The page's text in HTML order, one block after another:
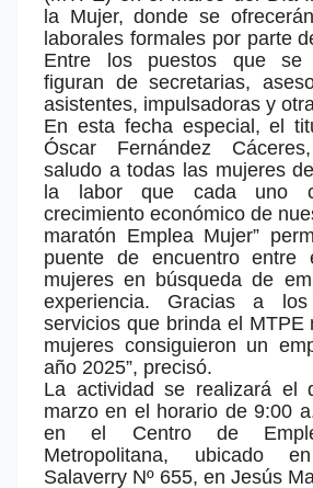
la Mujer, donde se
laborales formales por parte
Entre los puestos que se
figuran de secretarias,
asistentes, impulsadoras y
En esta fecha especial, el
Óscar Fernández
saludo a todas las mujeres
la labor que cada uno
crecimiento económico de
maratón Emplea Mujer”
puente de encuentro entre
mujeres en búsqueda de
experiencia. Gracias a
servicios que brinda el MTPE
mujeres consiguieron un
año 2025”, precisó.
La actividad se realizará el
marzo en el horario de 9:00
en el Centro de
Metropolitana, ubicado
Salaverry Nº 655, en Jesús